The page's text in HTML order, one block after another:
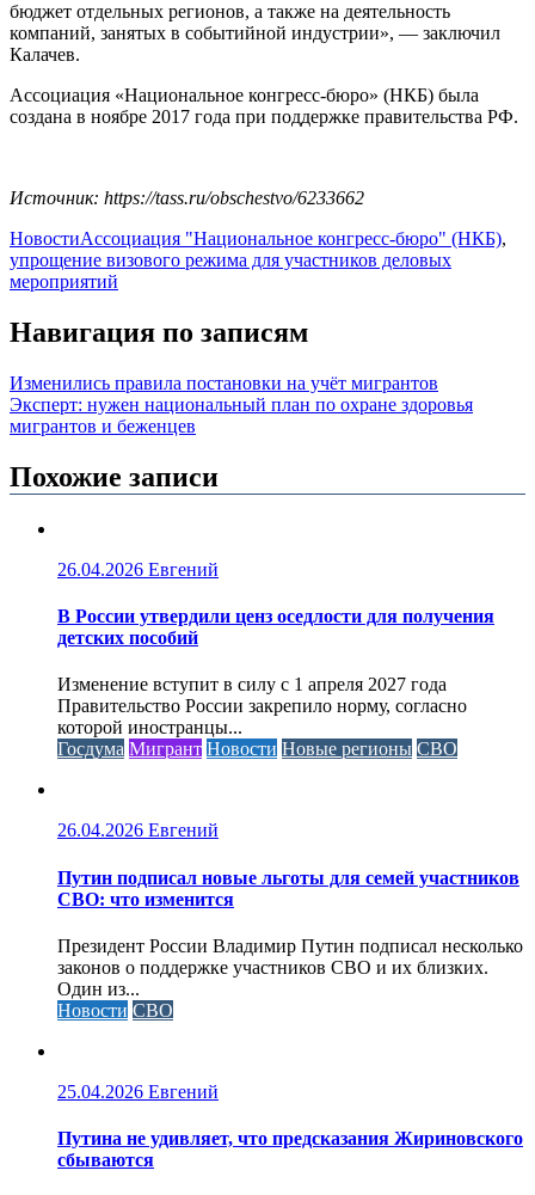
бюджет отдельных регионов, а также на деятельность
компаний, занятых в событийной индустрии», — заключил
Калачев.
Ассоциация «Национальное конгресс-бюро» (НКБ) была
создана в ноябре 2017 года при поддержке правительства РФ.
Источник: https://tass.ru/obschestvo/6233662
НовостиАссоциация "Национальное конгресс-бюро" (НКБ),
упрощение визового режима для участников деловых
мероприятий
Навигация по записям
Изменились правила постановки на учёт мигрантов
Эксперт: нужен национальный план по охране здоровья
мигрантов и беженцев
Похожие записи
26.04.2026 Евгений
В России утвердили ценз оседлости для получения
детских пособий
Изменение вступит в силу с 1 апреля 2027 года
Правительство России закрепило норму, согласно
которой иностранцы...
Госдума Мигрант Новости Новые регионы СВО
26.04.2026 Евгений
Путин подписал новые льготы для семей участников
СВО: что изменится
Президент России Владимир Путин подписал несколько
законов о поддержке участников СВО и их близких.
Один из...
Новости СВО
25.04.2026 Евгений
Путина не удивляет, что предсказания Жириновского
сбываются